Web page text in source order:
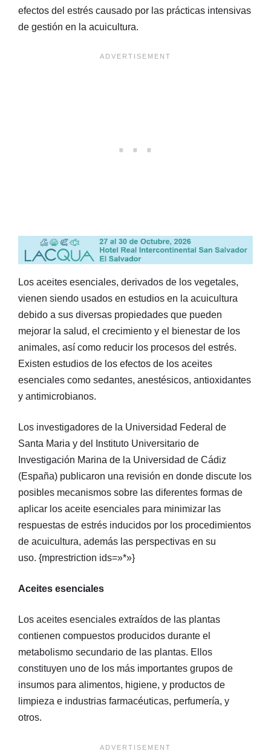
efectos del estrés causado por las prácticas intensivas
de gestión en la acuicultura.
Los aceites esenciales, derivados de los vegetales,
vienen siendo usados en estudios en la acuicultura
debido a sus diversas propiedades que pueden
mejorar la salud, el crecimiento y el bienestar de los
animales, así como reducir los procesos del estrés.
Existen estudios de los efectos de los aceites
esenciales como sedantes, anestésicos, antioxidantes
y antimicrobianos.
Los investigadores de la Universidad Federal de
Santa Maria y del Instituto Universitario de
Investigación Marina de la Universidad de Cádiz
(España) publicaron una revisión en donde discute los
posibles mecanismos sobre las diferentes formas de
aplicar los aceite esenciales para minimizar las
respuestas de estrés inducidos por los procedimientos
de acuicultura, además las perspectivas en su
uso. {mprestriction ids=»*»}
Aceites esenciales
Los aceites esenciales extraídos de las plantas
contienen compuestos producidos durante el
metabolismo secundario de las plantas. Ellos
constituyen uno de los más importantes grupos de
insumos para alimentos, higiene, y productos de
limpieza e industrias farmacéuticas, perfumería, y
otros.